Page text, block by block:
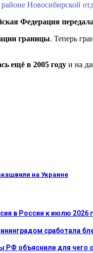
Новосибирской
Федерация
границы. Теперь
ещё в 2005 году и на
на Украине
в России к июлю 2026
сработала
РФ объяснили для чего